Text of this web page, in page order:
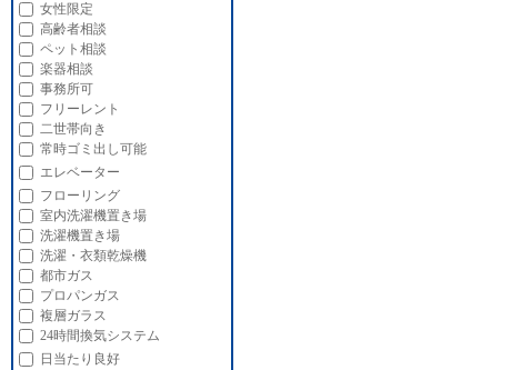
女性限定
高齢者相談
ペット相談
楽器相談
事務所可
フリーレント
二世帯向き
常時ゴミ出し可能
エレベーター
フローリング
室内洗濯機置き場
洗濯機置き場
洗濯・衣類乾燥機
都市ガス
プロパンガス
複層ガラス
24時間換気システム
日当たり良好